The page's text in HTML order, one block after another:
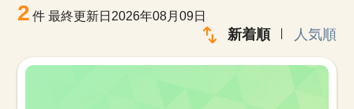
2 件最終更新日2026年08月09日
新着順 人気順
九州・沖縄